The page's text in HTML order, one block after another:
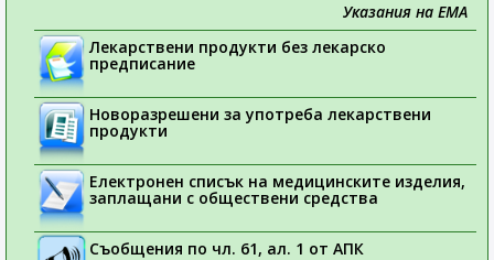
Указания на ЕМА
Лекарствени продукти без лекарско
предписание
Новоразрешени за употреба лекарствени
продукти
Електронен списък на медицинските изделия,
заплащани с обществени средства
Съобщения по чл. 61, ал. 1 от АПК